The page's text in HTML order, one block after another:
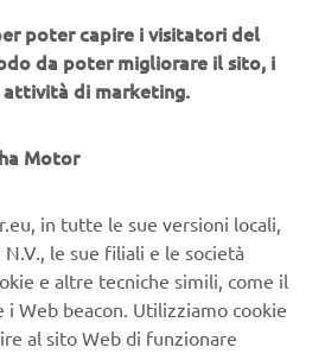
poter capire i visitatori del
da poter migliorare il sito, i
di marketing.
Motor
in tutte le sue versioni locali,
le sue filiali e le società
e altre tecniche simili, come il
i Web beacon. Utilizziamo cookie
al sito Web di funzionare